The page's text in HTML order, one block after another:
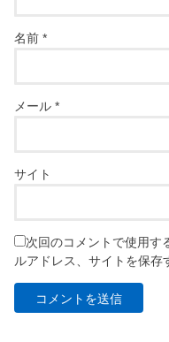
名前*
メール*
サイト
次回のコメントで使用す
ルアドレス、サイトを保存